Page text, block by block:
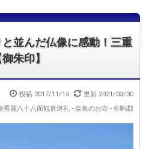
並んだ仏像に感動！三重
朱印】
投稿 2017/11/15
更新 2021/03/30
秀麗八十八面観音巡礼 - 奈良のお寺 - 生駒郡